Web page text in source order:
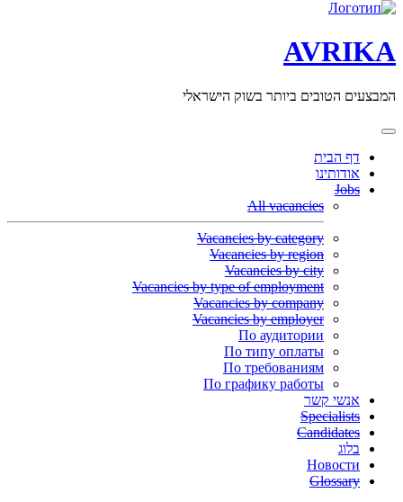
AVRIKA
המבצעים הטובים ביותר בשוק הישראלי
דף הבית
אודותינו
Jobs
All vacancies
Vacancies by category
Vacancies by region
Vacancies by city
Vacancies by type of employment
Vacancies by company
Vacancies by employer
По аудитории
По типу оплаты
По требованиям
По графику работы
אנשי קשר
Specialists
Candidates
בלוג
Новости
Glossary